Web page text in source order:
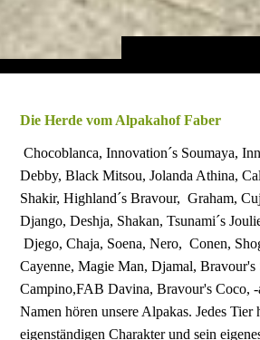
Die Herde vom Alpakahof Faber
Chocoblanca, Innovation´s Soumaya,
Debby, Black Mitsou, Jolanda Athina,
Shakir, Highland´s Bravour, Graham,
Django, Deshja, Shakan, Tsunami´s
Djego, Chaja, Soena, Nero, Conen,
Cayenne, Magie Man, Djamal, Bravour's
Campino,FAB Davina, Bravour's Coco,
Namen hören unsere Alpakas. Jedes Tier
eigenständigen Charakter und sein